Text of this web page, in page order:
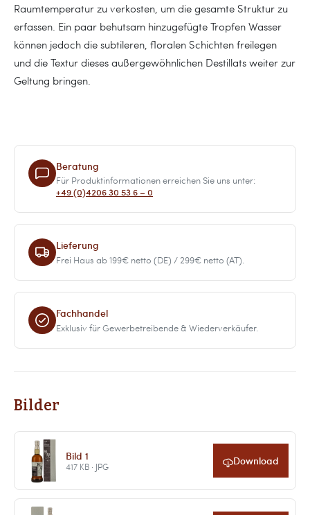
Raumtemperatur zu verkosten, um die gesamte Struktur zu
erfassen. Ein paar behutsam hinzugefügte Tropfen Wasser
können jedoch die subtileren, floralen Schichten freilegen
und die Textur dieses außergewöhnlichen Destillats weiter zur
Geltung bringen.
Beratung
Für Produktinformationen erreichen Sie uns unter:
+49 (0)4206 30 53 6 – 0
Lieferung
Frei Haus ab 199€ netto (DE) / 299€ netto (AT).
Fachhandel
Exklusiv für Gewerbetreibende & Wiederverkäufer.
Bilder
Bild 1
417 KB · JPG Download